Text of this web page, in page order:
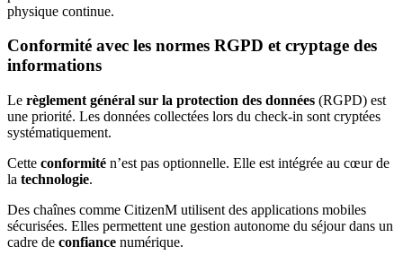
physique continue.
Conformité avec les normes RGPD et cryptage des
informations
Le règlement général sur la protection des données (RGPD) est
une priorité. Les données collectées lors du check-in sont cryptées
systématiquement.
Cette conformité n’est pas optionnelle. Elle est intégrée au cœur de
la technologie.
Des chaînes comme CitizenM utilisent des applications mobiles
sécurisées. Elles permettent une gestion autonome du séjour dans un
cadre de confiance numérique.